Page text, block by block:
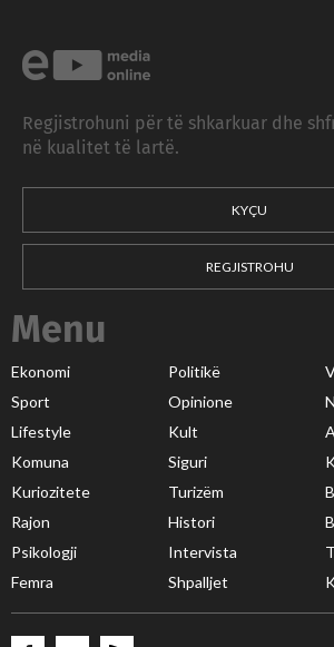
Regjistrohuni për të shkarkuar dhe
në kualitet të lartë.
KYÇU
REGJISTROHU
Menu
Ekonomi Politikë
Sport
Opinione
Lifestyle
Kult
Komuna
Siguri
Kuriozitete
Turizëm
Rajon
Histori
Psikologji
Intervista
Femra
Shpalljet